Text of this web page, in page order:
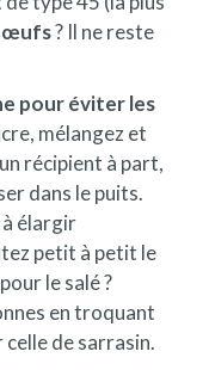
œufs? Il ne reste
pour éviter les
mélangez et
récipient à part,
dans le puits.
élargir
petit à petit le
le salé ?
en troquant
de sarrasin.